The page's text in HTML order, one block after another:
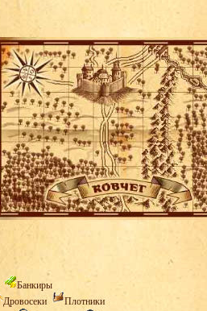
Банкиры
Дровосеки
Плотники